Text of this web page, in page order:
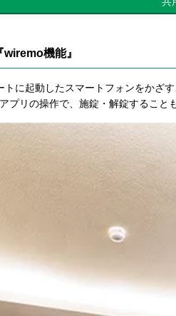
機能』
に起動したスマートフォンをかざ
プリの操作で、施錠・解錠するこ